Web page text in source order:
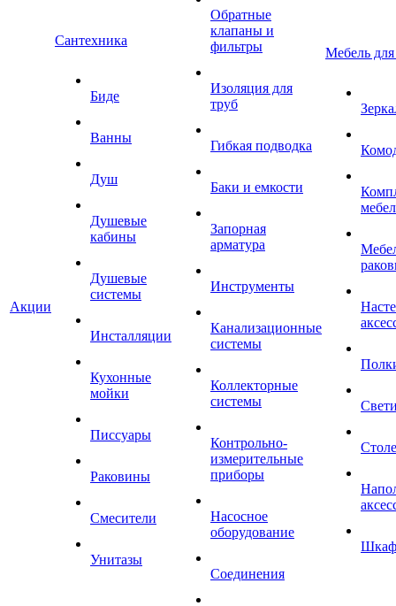
Акции
Сантехника
Биде
Ванны
Душ
Душевые
кабины
Душевые
системы
Инсталляции
Кухонные
мойки
Писсуары
Раковины
Смесители
Унитазы
Обратные
клапаны и
фильтры
Изоляция для
труб
Гибкая подводка
Баки и емкости
Запорная
арматура
Инструменты
Канализационные
системы
Коллекторные
системы
Контрольно-
измерительные
приборы
Насосное
оборудование
Соединения
Мебель